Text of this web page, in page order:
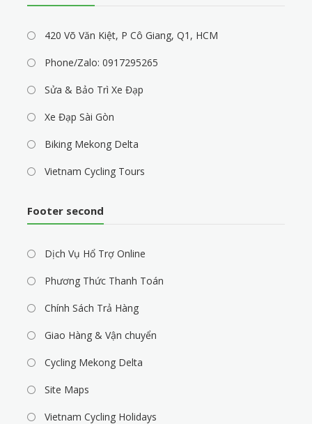
420 Võ Văn Kiệt, P Cô Giang, Q1, HCM
Phone/Zalo: 0917295265
Sửa & Bảo Trì Xe Đạp
Xe Đạp Sài Gòn
Biking Mekong Delta
Vietnam Cycling Tours
Footer second
Dịch Vụ Hổ Trợ Online
Phương Thức Thanh Toán
Chính Sách Trả Hàng
Giao Hàng & Vận chuyển
Cycling Mekong Delta
Site Maps
Vietnam Cycling Holidays